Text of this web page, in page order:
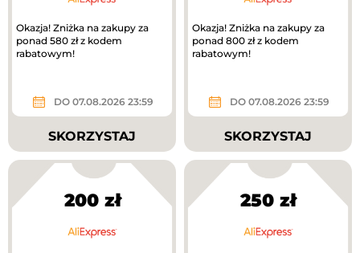
Okazja! Zniżka na zakupy za
ponad 580 zł z kodem
rabatowym!
DO 07.08.2026 23:59
SKORZYSTAJ
Okazja! Zniżka na zakupy za
ponad 800 zł z kodem
rabatowym!
DO 07.08.2026 23:59
SKORZYSTAJ
200 zł 250 zł